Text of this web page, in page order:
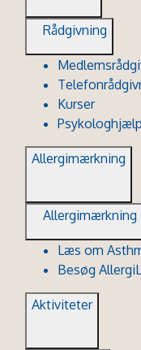
Rådgivning
Kurser
Psykologhjælp
Allergimærkning
Allergimærkning
Læs om
Besøg
Aktiviteter